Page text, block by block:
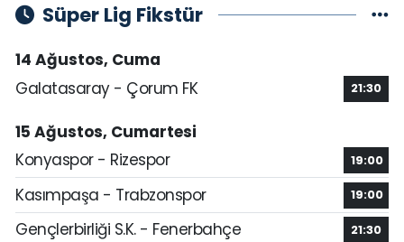
Süper Lig Fikstür
14 Ağustos, Cuma
Galatasaray - Çorum FK
21:30
15 Ağustos, Cumartesi
Konyaspor - Rizespor
19:00
Kasımpaşa - Trabzonspor 19:00
Gençlerbirliği S.K. - Fenerbahçe 21:30